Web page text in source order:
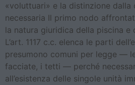
«voluttuari» e la distinzione dalla
necessaria Il primo nodo
la natura giuridica della piscina e
L’art. 1117 c.c. elenca le parti
presumono comuni per legge —
facciate, i tetti — perché
all’esistenza delle singole unità